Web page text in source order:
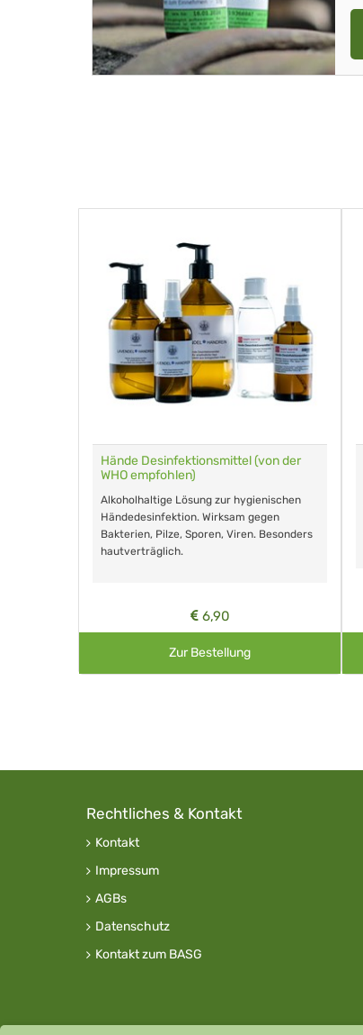
Hände Desinfektionsmittel (von der
WHO empfohlen)
Alkoholhaltige Lösung zur hygienischen
Händedesinfektion. Wirksam gegen
Bakterien, Pilze, Sporen, Viren. Besonders
hautverträglich.
6,90
Zur Bestellung
Rechtliches & Kontakt
Kontakt
Impressum
AGBs
Datenschutz
Kontakt zum BASG